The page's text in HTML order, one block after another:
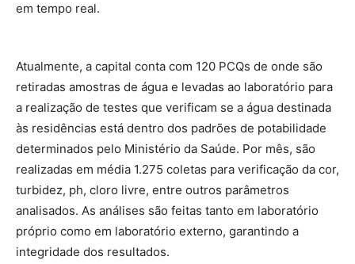
em tempo real.
Atualmente, a capital conta com 120 PCQs de onde são
retiradas amostras de água e levadas ao laboratório para
a realização de testes que verificam se a água destinada
às residências está dentro dos padrões de potabilidade
determinados pelo Ministério da Saúde. Por mês, são
realizadas em média 1.275 coletas para verificação da cor,
turbidez, ph, cloro livre, entre outros parâmetros
analisados. As análises são feitas tanto em laboratório
próprio como em laboratório externo, garantindo a
integridade dos resultados.